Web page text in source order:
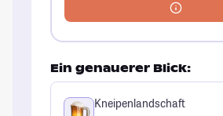
Ein genauerer Blick:
Kneipenlandschaft